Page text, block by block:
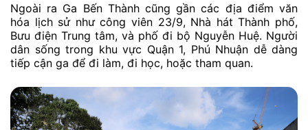
Ngoài ra Ga Bến Thành cũng gần các địa điểm văn
hóa lịch sử như công viên 23/9, Nhà hát Thành phố,
Bưu điện Trung tâm, và phố đi bộ Nguyễn Huệ. Người
dân sống trong khu vực Quận 1, Phú Nhuận dễ dàng
tiếp cận ga để đi làm, đi học, hoặc tham quan.